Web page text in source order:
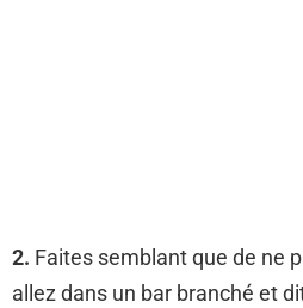
2. Faites semblant que de ne
allez dans un bar branché et